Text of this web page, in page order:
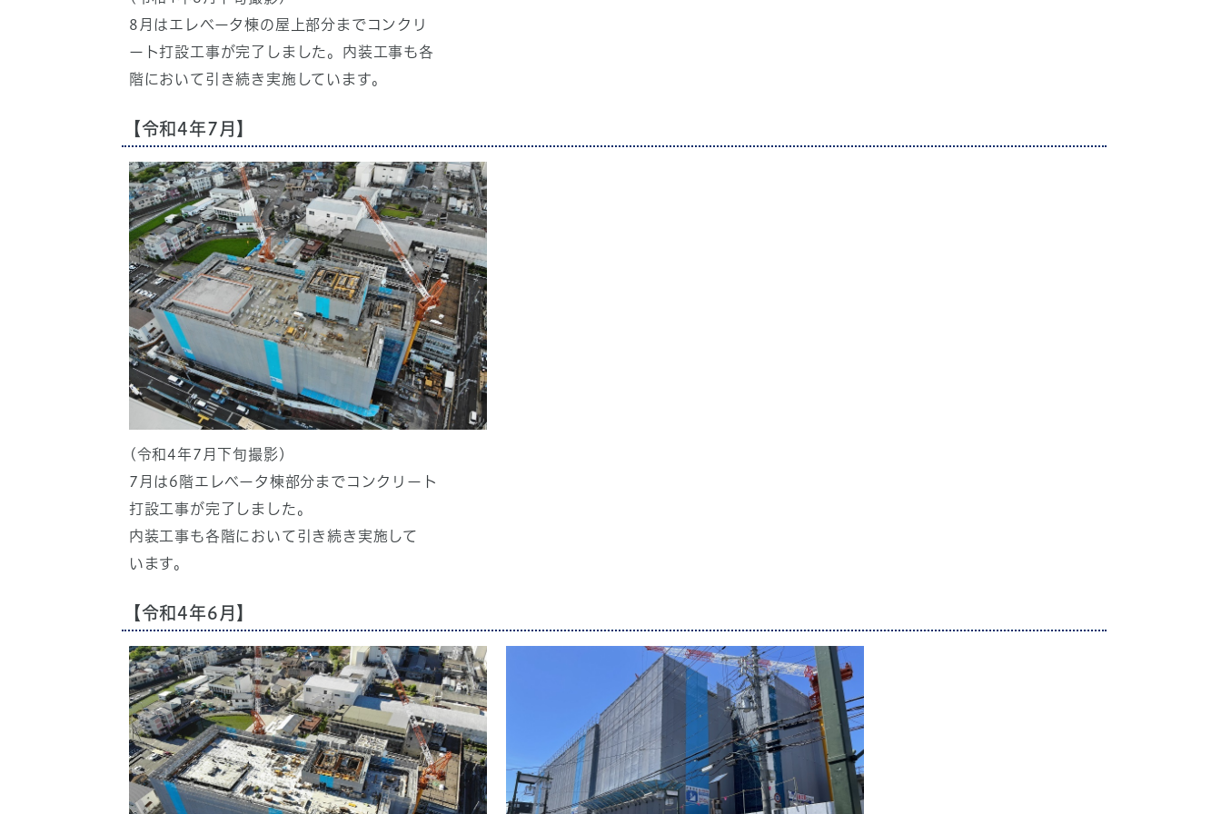
8月はエレベータ棟の屋上部分までコンクリ
ート打設工事が完了しました。内装工事も各
階において引き続き実施しています。
【令和4年7月】
(令和4年7月下旬撮影)
7月は6階エレベータ棟部分までコンクリート
打設工事が完了しました。
内装工事も各階において引き続き実施して
います。
【令和4年6月】